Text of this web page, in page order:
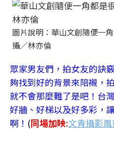
圖片說明：華山文創隨便一
攝／林亦倫
眾家男友們，拍女友的訣
夠找到好的背景來陪襯，
就不會那麼難了是吧！台
好牆、好梯以及好多彩，
啊！ (同場加映:文青攝影